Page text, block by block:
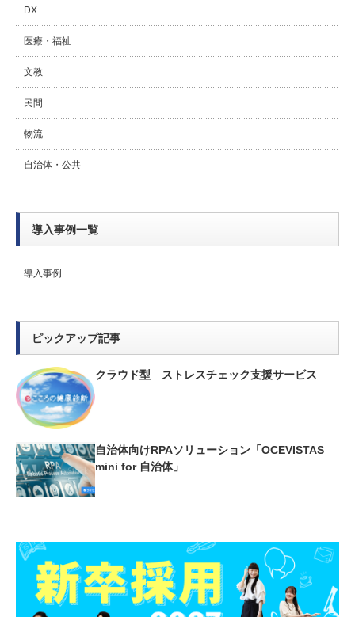
DX
医療・福祉
文教
民間
物流
自治体・公共
導入事例一覧
導入事例
ピックアップ記事
クラウド型 ストレスチェック支援サービス
自治体向けRPAソリューション「OCEVISTAS
mini for 自治体」